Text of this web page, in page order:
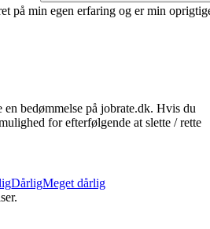
på min egen erfaring og er min
bedømmelse på jobrate.dk. Hvis du
for efterfølgende at slette / rette
DårligMeget dårlig